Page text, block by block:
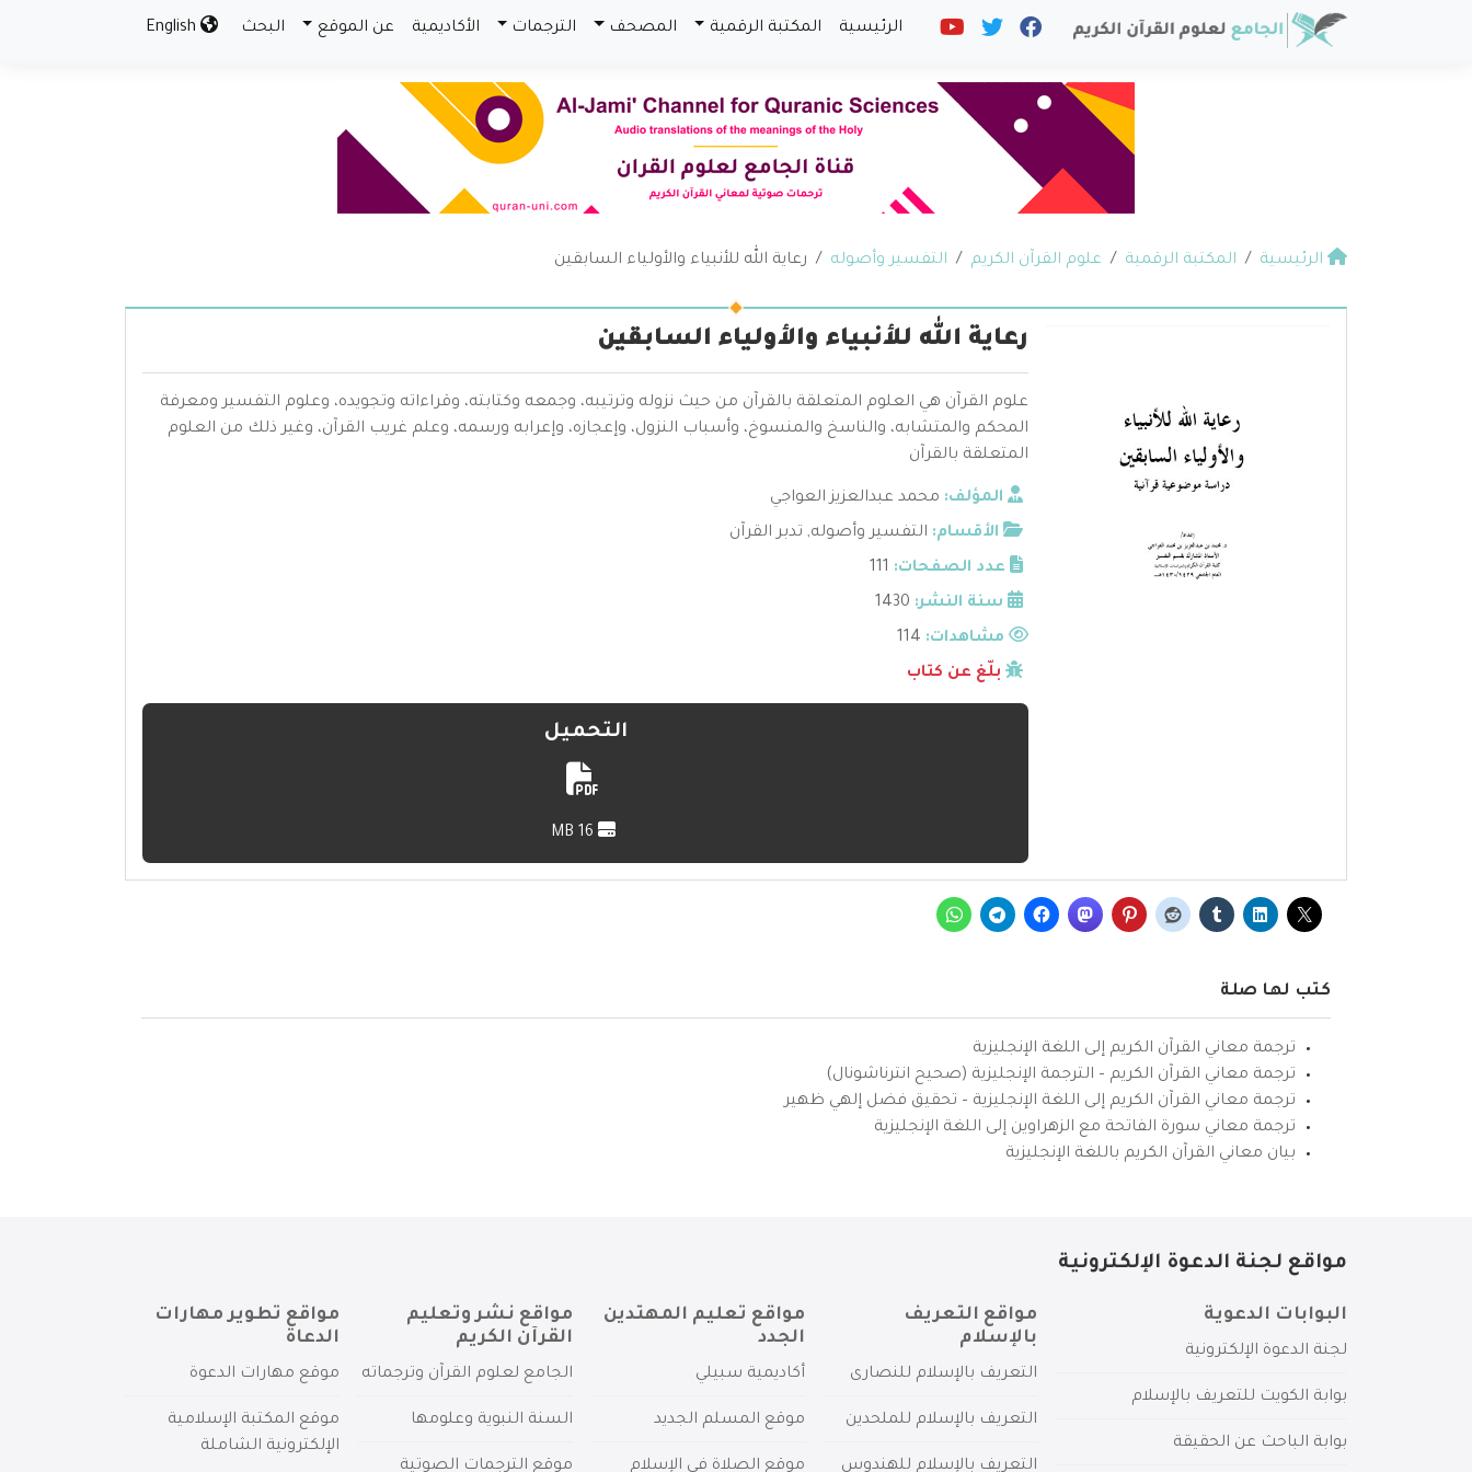
الرئيسية المكتبة الرقمية المصحف الترجمات الأكاديمية عن الموقع البحث
الرئيسية المكتبة الرقمية علوم القرآن الكريم التفسير وأصوله رعاية الله للأنبياء والأولياء السابقين
رعاية الله للأنبياء والأولياء السابقين
علوم القرآن هي العلوم المتعلقة بالقرآن من حيث نزوله وترتيبه، وجمعه وكتابته، وقراءاته وتجويده، وعلوم التفسير ومعرفة
المحكم والمتشابه، والناسخ والمنسوخ، وأسباب النزول، وإعجازه، وإعرابه ورسمه، وعلم غريب القرآن، وغير ذلك من العلوم
المتعلقة بالقرآن
المؤلف: محمد عبدالعزيز العواجي
الأقسام: التفسير وأصوله, تدبر القرآن
عدد الصفحات: 111
سنة النشر: 1430
مشاهدات:
بلّغ عن كتاب
التحميل
كتب لها صلة
ترجمة معاني القرآن الكريم إلى اللغة الإنجليزية
ترجمة معاني القرآن الكريم – الترجمة الإنجليزية (صحيح انترناشونال)
ترجمة معاني القرآن الكريم إلى اللغة الإنجليزية – تحقيق فضل إلهي ظهير
ترجمة معاني سورة الفاتحة مع الزهراوين إلى اللغة الإنجليزية
بيان معاني القرآن الكريم باللغة الإنجليزية
مواقع لجنة الدعوة الإلكترونية
البوابات الدعوية
لجنة الدعوة الإلكترونية
بوابة الكويت للتعريف بالإسلام
بوابة الباحث عن الحقيقة
مواقع التعريف
بالإسلام
التعريف بالإسلام للنصارى
التعريف بالإسلام للملحدين
التعريف بالإسلام للهندوس
مواقع تعليم المهتدين
الجدد
أكاديمية سبيلي
موقع المسلم الجديد
موقع الصلاة في الإسلام
مواقع نشر وتعليم
القرآن الكريم
الجامع لعلوم القرآن وترجماته
السنة النبوية وعلومها
موقع الترجمات الصوتية
مواقع تطوير مهارات
الدعاة
موقع مهارات الدعوة
موقع المكتبة الإسلامية
الإلكترونية الشاملة